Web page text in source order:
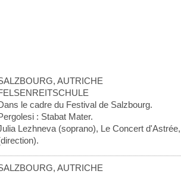
AUTRICHE
le cadre du Festival de Salzbourg.
: Stabat Mater.
Lezhneva (soprano), Le Concert
AUTRICHE